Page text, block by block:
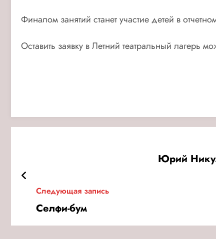
Финалом занятий станет участие детей в
Оставить заявку в Летний театральный лагерь
Юрий
Следующая запись
Селфи-бум